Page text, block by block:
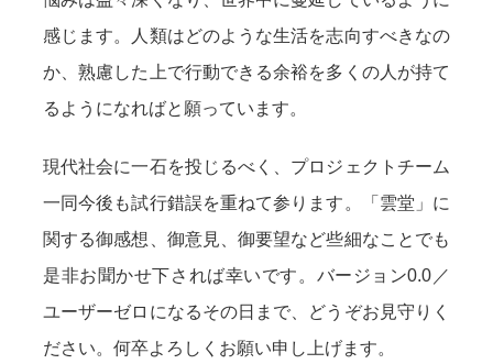
感じます。人類はどのような生活を志向すべきなの
か、熟慮した上で行動できる余裕を多くの人が持て
るようになればと願っています。
現代社会に一石を投じるべく、プロジェクトチーム
一同今後も試行錯誤を重ねて参ります。「雲堂」に
関する御感想、御意見、御要望など些細なことでも
是非お聞かせ下されば幸いです。バージョン0.0／
ユーザーゼロになるその日まで、どうぞお見守りく
ださい。何卒よろしくお願い申し上げます。